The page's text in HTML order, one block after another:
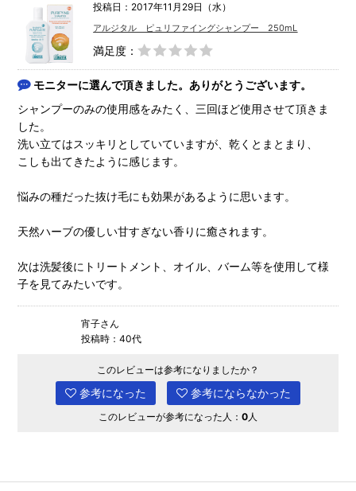
投稿日：2017年11月29日（水）
アルジタル ピュリファイングシャンプー 250mL
満足度：
モニターに選んで頂きました。ありがとうございます。
シャンプーのみの使用感をみたく、三回ほど使用させて頂きま
した。
洗い立てはスッキリとしていていますが、乾くとまとまり、
こしも出てきたように感じます。
悩みの種だった抜け毛にも効果があるように思います。
天然ハーブの優しい甘すぎない香りに癒されます。
次は洗髪後にトリートメント、オイル、バーム等を使用して様
子を見てみたいです。
宵子さん
投稿時：40代
このレビューは参考になりましたか？
参考になった 参考にならなかった
このレビューが参考になった人： 0 人